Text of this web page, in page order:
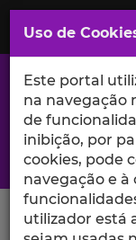
Saltar
para
Conteúdo
Principal
A excelência da
Search Button
Uso de
Este portal
na navegação
de
inibição, por
cookies, pode
navegação e
utilizador está